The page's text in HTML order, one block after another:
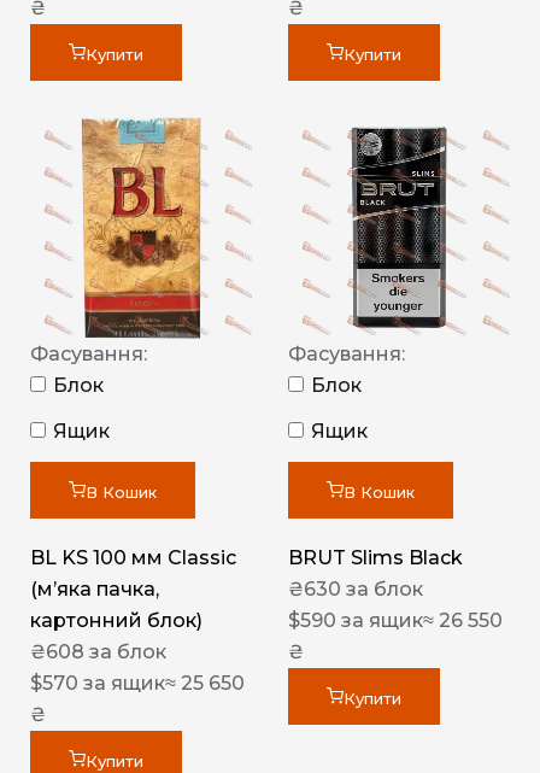
₴
Купити
₴
Купити
Фасування:
Блок
Ящик
В Кошик
BL KS 100 мм Classic
(м’яка пачка,
картонний блок)
₴608 за блок
$570 за ящик≈ 25 650
₴
Купити
Фасування:
Блок
Ящик
В Кошик
BRUT Slims Black
₴630 за блок
$590 за ящик≈ 26 550
₴
Купити